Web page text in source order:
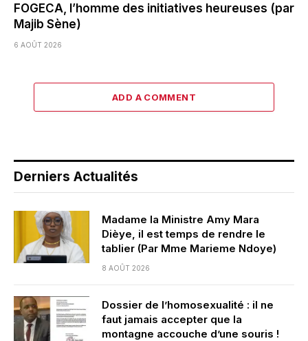
FOGECA, l’homme des initiatives heureuses (par
Majib Sène)
6 AOÛT 2026
ADD A COMMENT
Derniers Actualités
Madame la Ministre Amy Mara
Dièye, il est temps de rendre le
tablier (Par Mme Marieme Ndoye)
8 AOÛT 2026
Dossier de l’homosexualité : il ne
faut jamais accepter que la
montagne accouche d’une souris !